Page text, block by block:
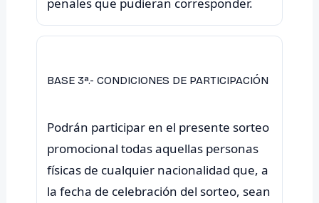
BASE 3ª.- CONDICIONES DE PARTICIPACIÓN
Podrán participar en el presente sorteo
promocional todas aquellas personas
físicas de cualquier nacionalidad que, a
la fecha de celebración del sorteo, sean